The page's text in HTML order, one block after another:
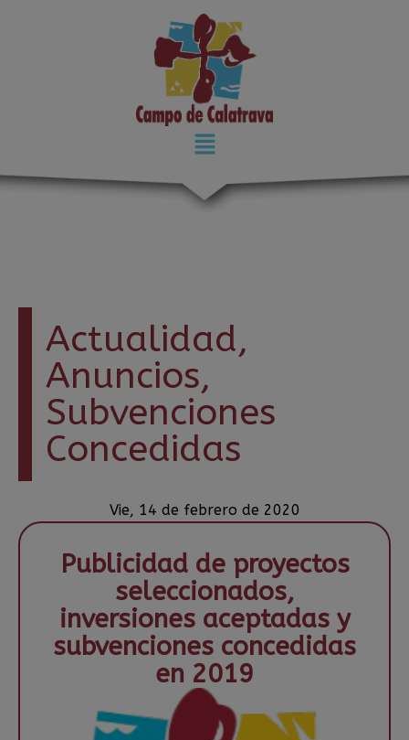
Actualidad,
Anuncios,
Subvenciones
Concedidas
Vie, 14 de febrero de 2020
Publicidad de proyectos
seleccionados,
inversiones aceptadas y
subvenciones concedidas
en 2019